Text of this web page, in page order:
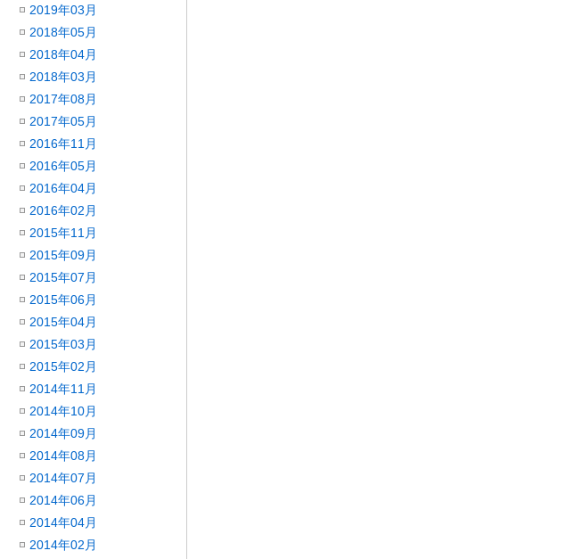
2019年03月
2018年05月
2018年04月
2018年03月
2017年08月
2017年05月
2016年11月
2016年05月
2016年04月
2016年02月
2015年11月
2015年09月
2015年07月
2015年06月
2015年04月
2015年03月
2015年02月
2014年11月
2014年10月
2014年09月
2014年08月
2014年07月
2014年06月
2014年04月
2014年02月